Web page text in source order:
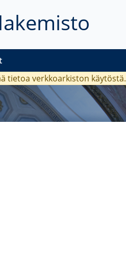
tietoa verkkoarkiston käytöstä.